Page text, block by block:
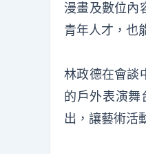
漫畫及數位內
青年人才，也
林政德在會談
的戶外表演舞
出，讓藝術活